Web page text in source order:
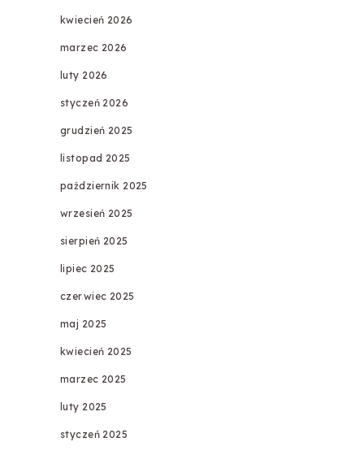
kwiecień 2026
marzec 2026
luty 2026
styczeń 2026
grudzień 2025
listopad 2025
październik 2025
wrzesień 2025
sierpień 2025
lipiec 2025
czerwiec 2025
maj 2025
kwiecień 2025
marzec 2025
luty 2025
styczeń 2025